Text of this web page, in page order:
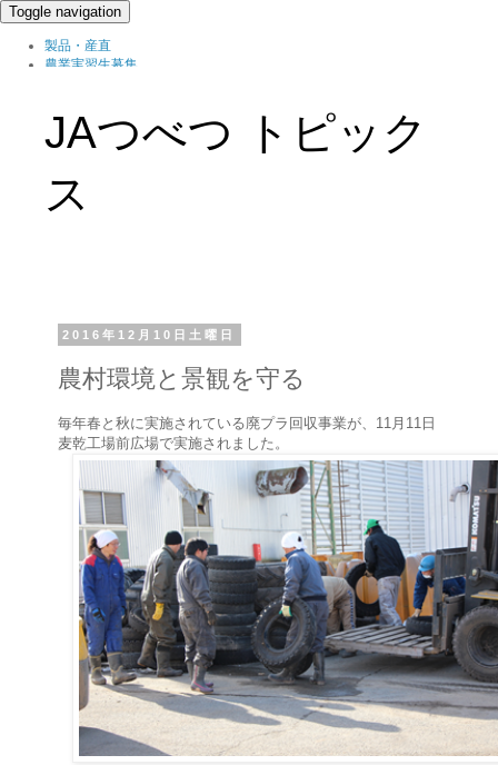
Toggle navigation
製品・産直
農業実習生募集
ブログ
JAつべつ トピック
ス
2016年12月10日土曜日
農村環境と景観を守る
毎年春と秋に実施されている廃プラ回収事業が、11月11日
麦乾工場前広場で実施されました。